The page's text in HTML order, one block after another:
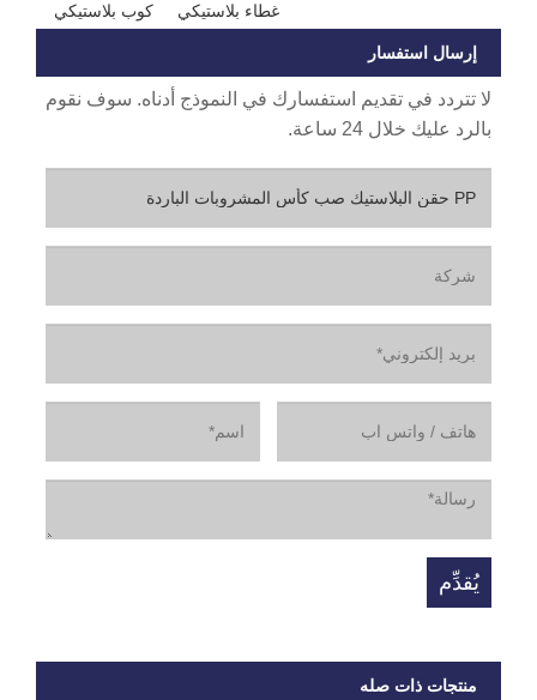
كوب بلاستيكي غطاء بلاستيكي
إرسال استفسار
لا تتردد في تقديم استفسارك في النموذج أدناه. سوف نقوم
بالرد عليك خلال 24 ساعة.
منتجات ذات صله